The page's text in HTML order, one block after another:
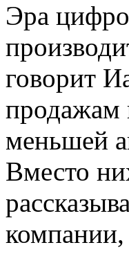
Эра
говорит
продажам
меньшей
Вместо
компании,